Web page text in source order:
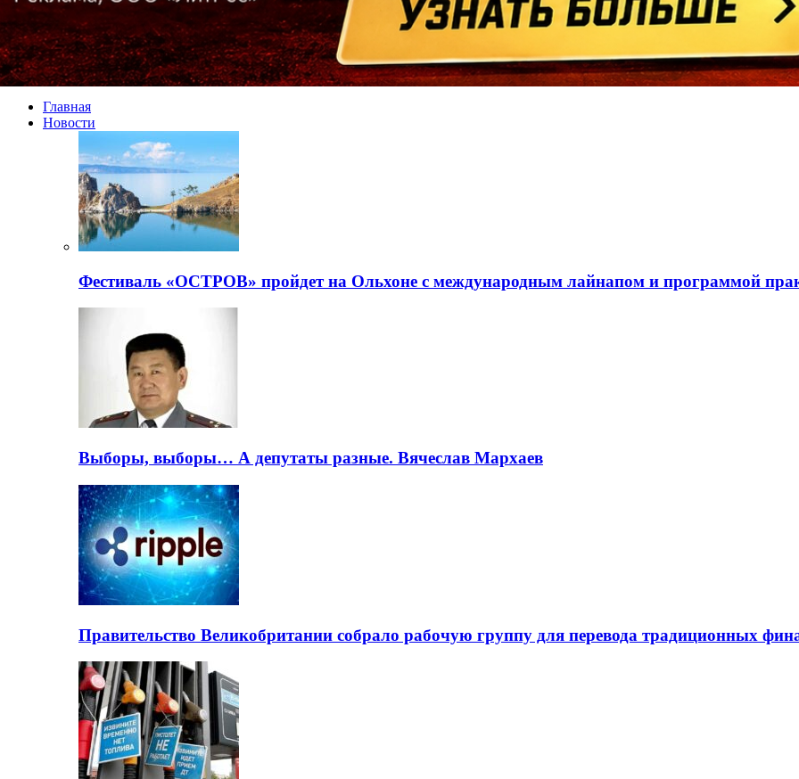
Главная
Новости
Фестиваль «ОСТРОВ» пройдет на Ольхоне с международным лайнапом и программой
Выборы, выборы… А депутаты разные. Вячеслав Мархаев
Правительство Великобритании собрало рабочую группу для перевода традиционных